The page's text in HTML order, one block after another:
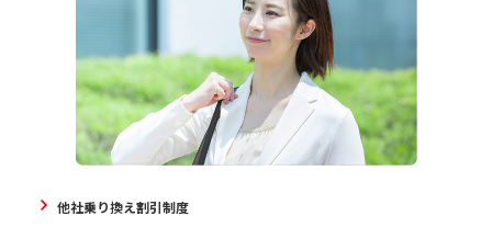
他社乗り換え割引制度